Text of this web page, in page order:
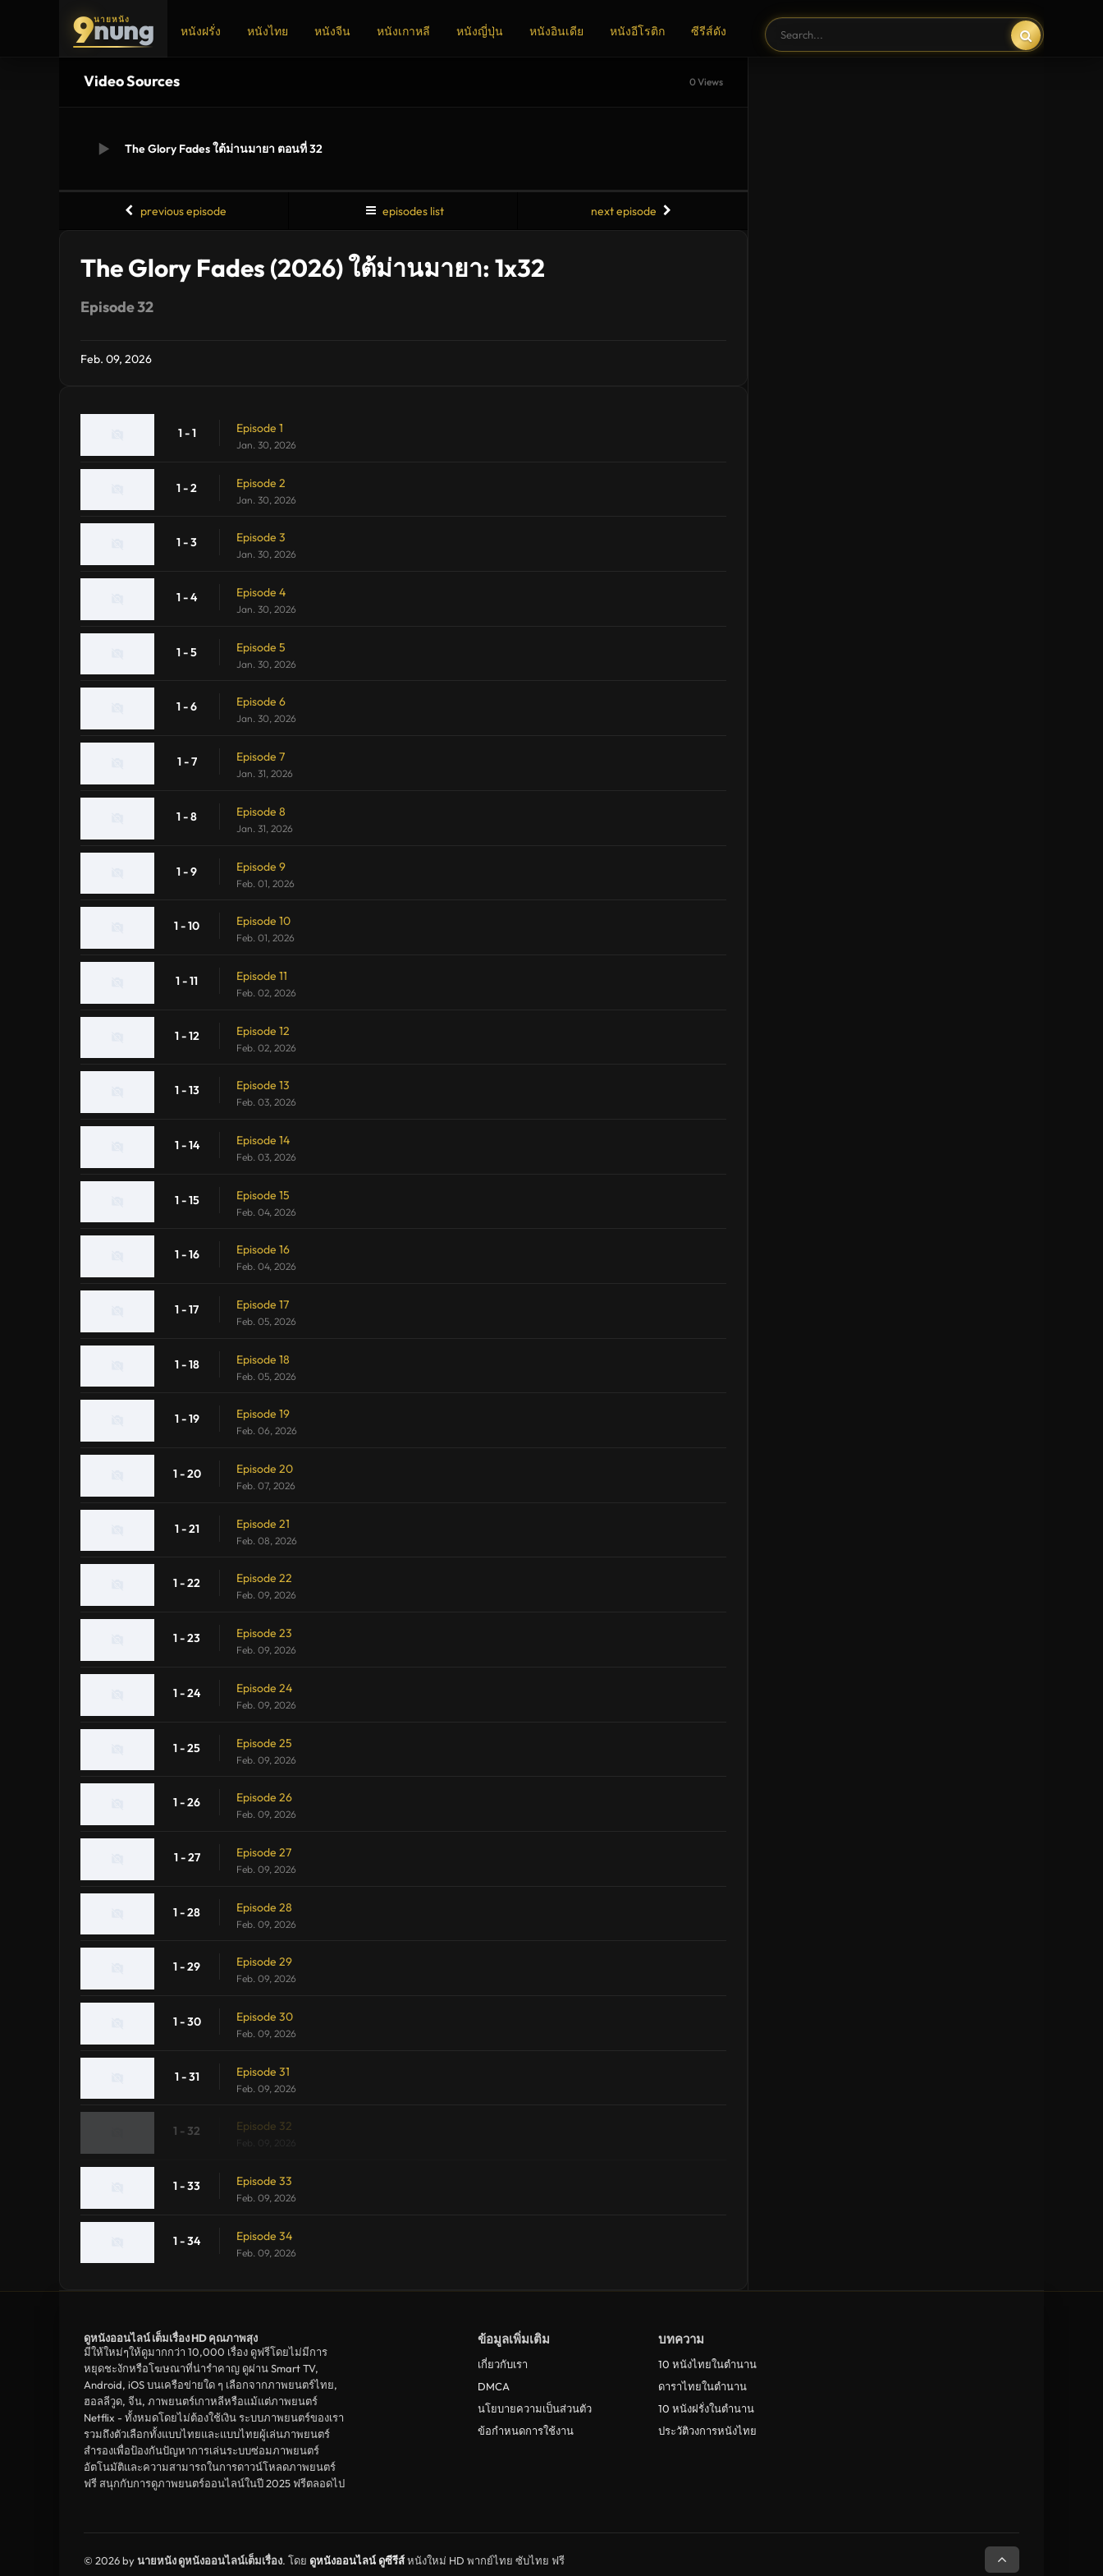
9นายหนัง
nung หนังฝรั่ง หนังไทย หนังจีน หนังเกาหลี หนังญี่ปุ่น หนังอินเดีย หนังอีโรติก ซีรีส์ดัง
Video Sources 0 Views
The Glory Fades ใต้ม่านมายา ตอนที่ 32
previous episode episodes list next episode
The Glory Fades (2026) ใต้ม่านมายา: 1x32
Episode 32
Feb. 09, 2026
1 - 1 Episode 1
Jan. 30, 2026
1 - 2 Episode 2
Jan. 30, 2026
1 - 3 Episode 3
Jan. 30, 2026
1 - 4 Episode 4
Jan. 30, 2026
1 - 5 Episode 5
Jan. 30, 2026
1 - 6 Episode 6
Jan. 30, 2026
1 - 7 Episode 7
Jan. 31, 2026
1 - 8 Episode 8
Jan. 31, 2026
1 - 9 Episode 9
Feb. 01, 2026
1 - 10 Episode 10
Feb. 01, 2026
1 - 11 Episode 11
Feb. 02, 2026
1 - 12 Episode 12
Feb. 02, 2026
1 - 13 Episode 13
Feb. 03, 2026
1 - 14 Episode 14
Feb. 03, 2026
1 - 15 Episode 15
Feb. 04, 2026
1 - 16 Episode 16
Feb. 04, 2026
1 - 17 Episode 17
Feb. 05, 2026
1 - 18 Episode 18
Feb. 05, 2026
1 - 19 Episode 19
Feb. 06, 2026
1 - 20 Episode 20
Feb. 07, 2026
1 - 21 Episode 21
Feb. 08, 2026
1 - 22 Episode 22
Feb. 09, 2026
1 - 23 Episode 23
Feb. 09, 2026
1 - 24 Episode 24
Feb. 09, 2026
1 - 25 Episode 25
Feb. 09, 2026
1 - 26 Episode 26
Feb. 09, 2026
1 - 27 Episode 27
Feb. 09, 2026
1 - 28 Episode 28
Feb. 09, 2026
1 - 29 Episode 29
Feb. 09, 2026
1 - 30 Episode 30
Feb. 09, 2026
1 - 31 Episode 31
Feb. 09, 2026
1 - 32 Episode 32
1 - 33 Episode 33
Feb. 09, 2026
1 - 34 Episode 34
Feb. 09, 2026
ข้อมูลเพิ่มเติม
เกี่ยวกับเรา
DMCA
นโยบายความเป็นส่วนตัว
ข้อกำหนดการใช้งาน
บทความ
10 หนังไทยในตำนาน
ดาราไทยในตำนาน
10 หนังฝรั่งในตำนาน
ประวัติวงการหนังไทย
ดูหนังออนไลน์ เต็มเรื่อง HD คุณภาพสุง
มีให้ใหม่ๆให้ดูมากกว่า 10,000 เรื่อง ดูฟรีโดยไม่มีการ
หยุดชะงักหรือโฆษณาที่น่ารำคาญ ดูผ่าน Smart TV,
Android, iOS บนเครือข่ายใด ๆ เลือกจากภาพยนตร์ไทย,
ฮอลลีวูด, จีน, ภาพยนตร์เกาหลีหรือแม้แต่ภาพยนตร์
Netflix - ทั้งหมดโดยไม่ต้องใช้เงิน ระบบภาพยนตร์ของเรา
รวมถึงตัวเลือกทั้งแบบไทยและแบบไทยผู้เล่นภาพยนตร์
สำรองเพื่อป้องกันปัญหาการเล่นระบบซ่อมภาพยนตร์
อัตโนมัติและความสามารถในการดาวน์โหลดภาพยนตร์
ฟรี สนุกกับการดูภาพยนตร์ออนไลน์ในปี 2025 ฟรีตลอดไป
© 2026 byนายหนัง ดูหนังออนไลน์เต็มเรื่อง. โดย ดูหนังออนไลน์ ดูซีรีส์หนังใหม่ HD พากย์ไทย ซับไทย ฟรี